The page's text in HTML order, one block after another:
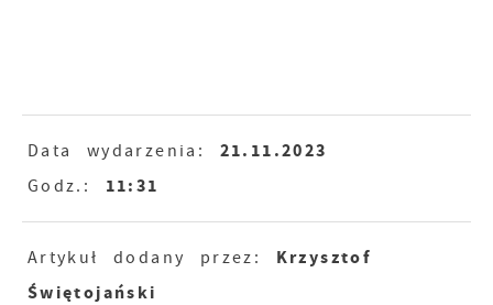
Data wydarzenia: 21.11.2023
Godz.: 11:31
Artykuł dodany przez: Krzysztof
Świętojański